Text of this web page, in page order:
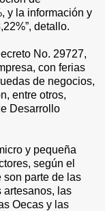
y la información y
detallo.
No. 29727,
con ferias
de negocios,
entre otros,
Desarrollo
y pequeña
según el
son parte de las
artesanos, las
Oecas y las